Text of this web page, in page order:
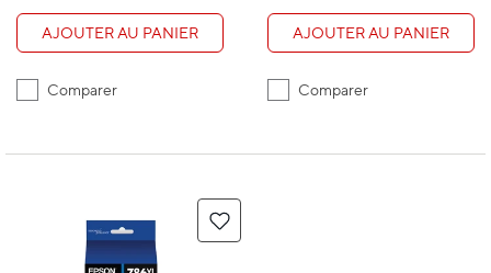
AJOUTER AU PANIER
Comparer
AJOUTER AU PANIER
Comparer